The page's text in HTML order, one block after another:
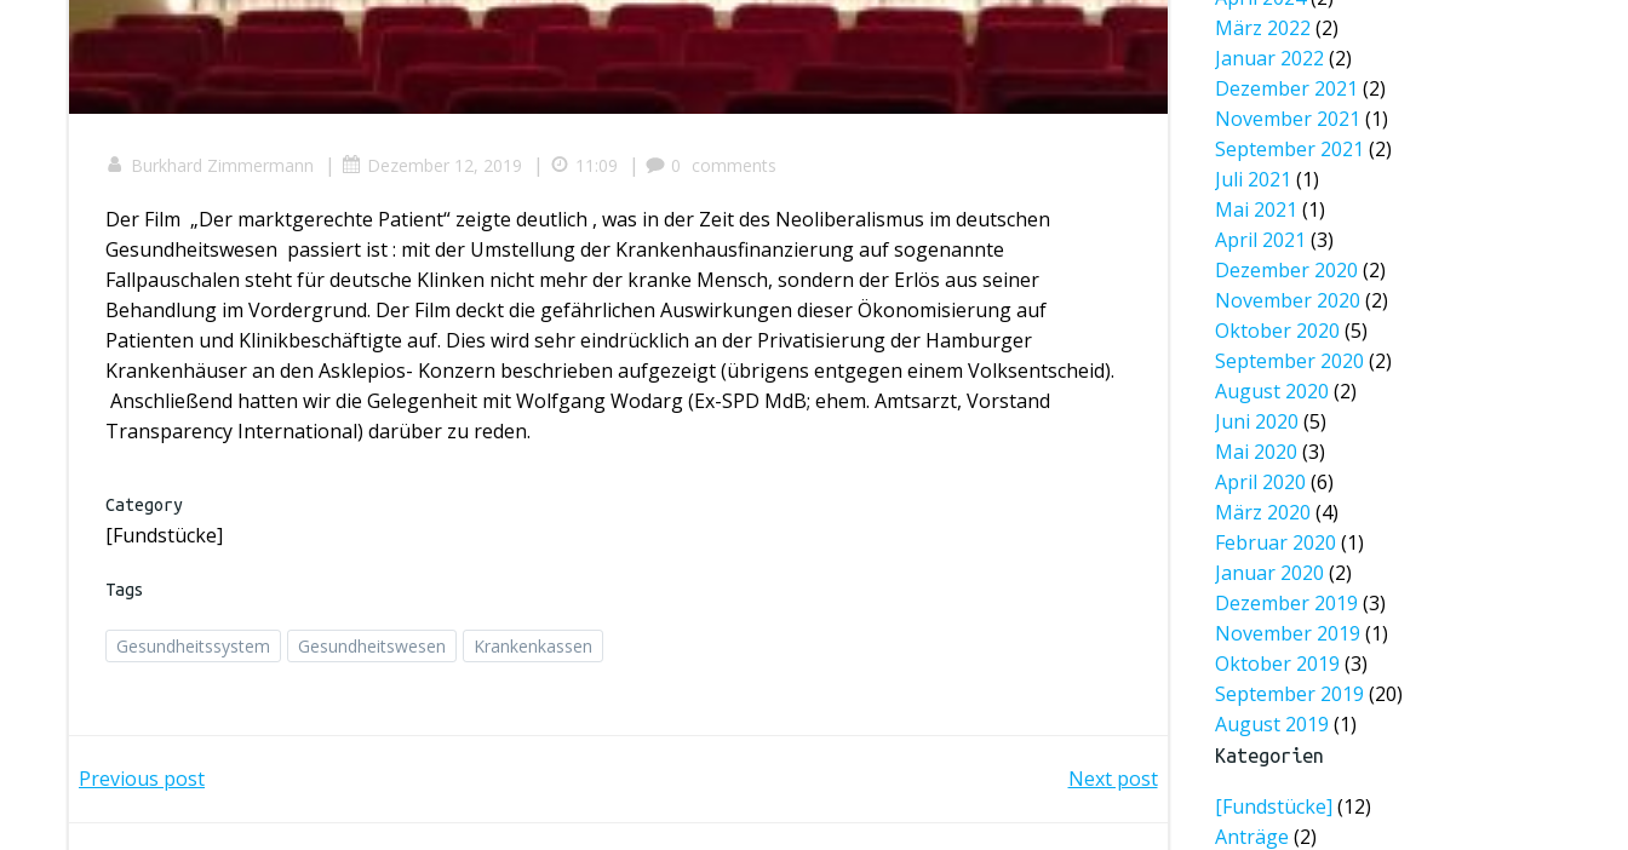
Burkhard Zimmermann | Dezember 12, 2019 | 11:09 | 0 comments
Der Film „Der marktgerechte Patient“ zeigte deutlich , was in der Zeit des Neoliberalismus im deutschen
Gesundheitswesen passiert ist : mit der Umstellung der Krankenhausfinanzierung auf sogenannte
Fallpauschalen steht für deutsche Klinken nicht mehr der kranke Mensch, sondern der Erlös aus seiner
Behandlung im Vordergrund. Der Film deckt die gefährlichen Auswirkungen dieser Ökonomisierung auf
Patienten und Klinikbeschäftigte auf. Dies wird sehr eindrücklich an der Privatisierung der Hamburger
Krankenhäuser an den Asklepios- Konzern beschrieben aufgezeigt (übrigens entgegen einem Volksentscheid).
Anschließend hatten wir die Gelegenheit mit Wolfgang Wodarg (Ex-SPD MdB; ehem. Amtsarzt, Vorstand
Transparency International) darüber zu reden.
Category
[Fundstücke]
Tags
Gesundheitssystem Gesundheitswesen Krankenkassen
Post
Previous post Next post
März 2022 (2)
Januar 2022 (2)
Dezember 2021 (2)
November 2021 (1)
September 2021 (2)
Juli 2021 (1)
Mai 2021 (1)
April 2021 (3)
Dezember 2020 (2)
November 2020 (2)
Oktober 2020 (5)
September 2020 (2)
August 2020 (2)
Juni 2020 (5)
Mai 2020 (3)
April 2020 (6)
März 2020 (4)
Februar 2020 (1)
Januar 2020 (2)
Dezember 2019 (3)
November 2019 (1)
Oktober 2019 (3)
September 2019 (20)
August 2019 (1)
Kategorien
[Fundstücke] (12)
Anträge (2)